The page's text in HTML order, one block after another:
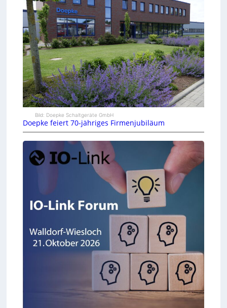
Bild: Doepke Schaltgeräte GmbH
Doepke feiert 70-jähriges Firmenjubiläum